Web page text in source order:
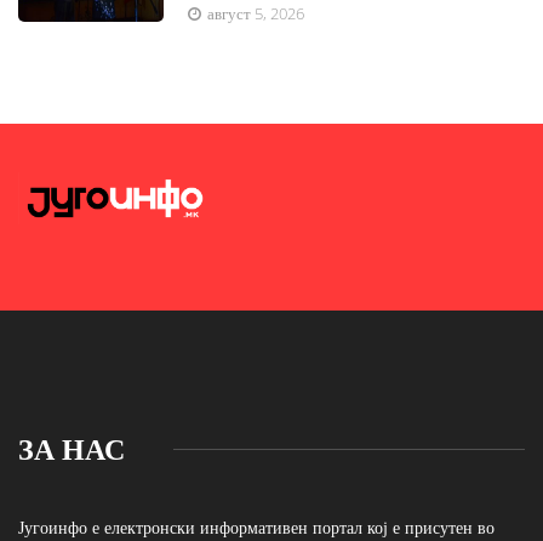
август 5, 2026
ЗА НАС
Југоинфо е електронски информативен портал кој е присутен во